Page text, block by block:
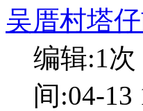
吴厝村塔
编辑:1次
间:04-13